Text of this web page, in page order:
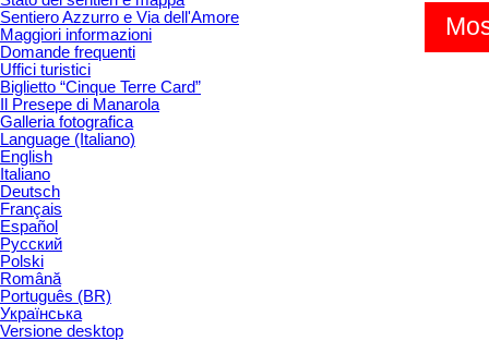
Sentiero Azzurro e Via dell'Amore
Maggiori informazioni
Domande frequenti
Uffici turistici
Biglietto “Cinque Terre Card”
Il Presepe di Manarola
Galleria fotografica
Language (Italiano)
English
Italiano
Deutsch
Français
Español
Русский
Polski
Română
Português (BR)
Українська
Versione desktop